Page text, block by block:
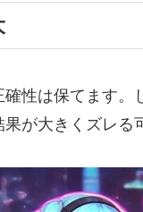
性は保てます。
が大きくズレる